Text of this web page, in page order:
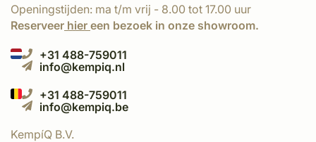
Openingstijden: ma t/m vrij - 8.00 tot 17.00 uur
Reserveer hier een bezoek in onze showroom.
+31 488-759011
info@kempiq.nl
+31 488-759011
info@kempiq.be
KempíQ B.V.